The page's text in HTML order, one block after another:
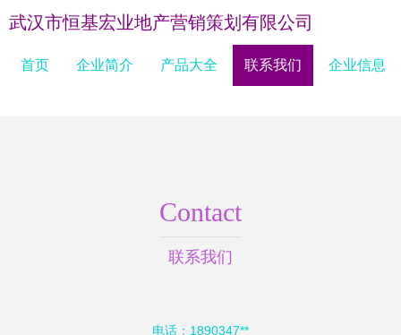
武汉市恒基宏业地产营销策划有限公司
首页 企业简介 产品大全 联系我们 企业信息
Contact
联系我们
电话：1890347**